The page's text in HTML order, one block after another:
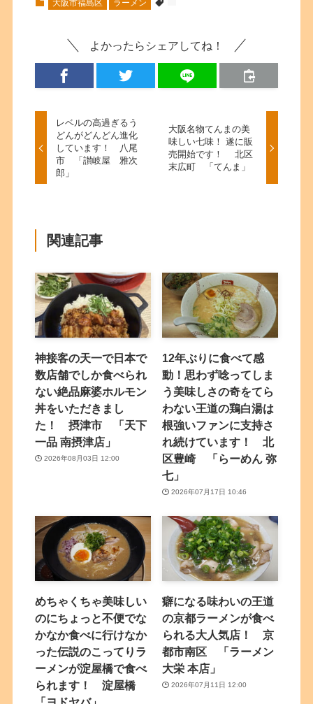
大阪市福島区 ラーメン
よかったらシェアしてね！
レベルの高過ぎるう
どんがどんどん進化
しています！ 八尾
市 「讃岐屋 雅次
郎」
大阪名物てんまの美
味しい七味！ 遂に販
売開始です！ 北区
末広町 「てんま」
関連記事
神接客の天一で日本で
数店舗でしか食べられ
ない絶品麻婆ホルモン
丼をいただきまし
た！ 摂津市 「天下
一品 南摂津店」
2026年08月03日 12:00
12年ぶりに食べて感
動！思わず唸ってしま
う美味しさの奇をてら
わない王道の鶏白湯は
根強いファンに支持さ
れ続けています！ 北
区豊崎 「らーめん 弥
七」
2026年07月17日 10:46
めちゃくちゃ美味しい
のにちょっと不便でな
かなか食べに行けなか
った伝説のこってりラ
ーメンが淀屋橋で食べ
られます！ 淀屋橋
癖になる味わいの王道
の京都ラーメンが食べ
られる大人気店！ 京
都市南区 「ラーメン
大栄 本店」
2026年07月11日 12:00